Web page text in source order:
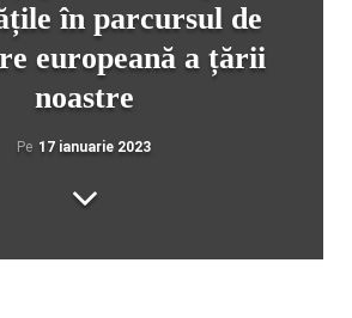
în parcursul de
europeană a țării
noastre
Pe 17 ianuarie 2023